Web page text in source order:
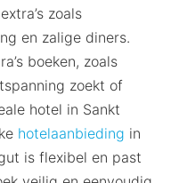
zoals
en zalige diners.
boeken, zoals
zoekt of
hotel in Sankt
hotelaanbieding in
is flexibel en past